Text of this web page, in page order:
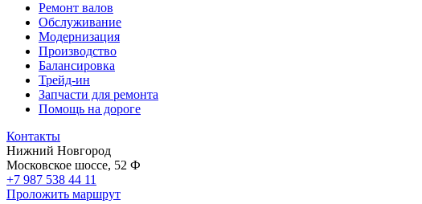
Ремонт валов
Обслуживание
Модернизация
Производство
Балансировка
Трейд-ин
Запчасти для ремонта
Помощь на дороге
Контакты
Нижний Новгород
Московское шоссе, 52 Ф
+7 987 538 44 11
Проложить маршрут